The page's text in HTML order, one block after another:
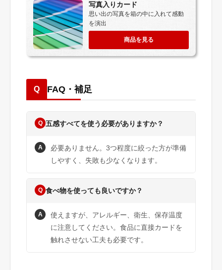
写真入りカード
思い出の写真を箱の中に入れて感動
を演出
商品を見る
Q FAQ・補足
Q 五感すべてを使う必要がありますか？
A
必要ありません。3つ程度に絞った方が準備
しやすく、失敗も少なくなります。
Q 食べ物を使っても良いですか？
A
使えますが、アレルギー、衛生、保存温度
に注意してください。食品に直接カードを
触れさせない工夫も必要です。